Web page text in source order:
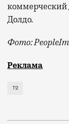
коммерческий
Долдо.
Фото:
Мобильный
Реклама
Т2